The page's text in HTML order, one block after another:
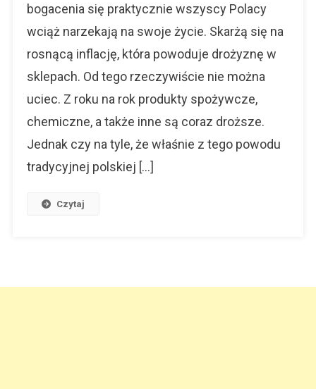
W
2026
7
Legalnych
Zapobiec
bogacenia się praktycznie wszyscy Polacy
wciąż narzekają na swoje życie. Skarżą się na
rosnącą inflację, która powoduje drożyznę w
sklepach. Od tego rzeczywiście nie można
uciec. Z roku na rok produkty spożywcze,
chemiczne, a także inne są coraz droższe.
Jednak czy na tyle, że właśnie z tego powodu
tradycyjnej polskiej […]
Czytaj